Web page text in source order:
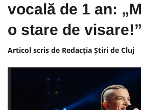
vocală de 1 an:
o stare de visare!”
Articol scris de Redacția Știri de Cluj